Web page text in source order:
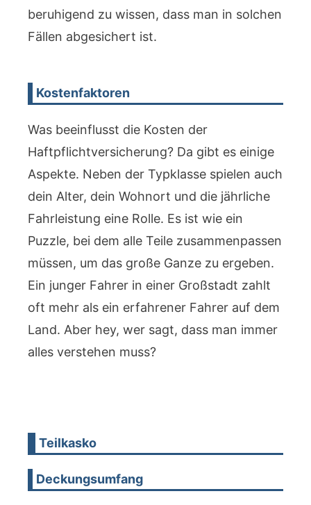
beruhigend zu wissen, dass man in solchen
Fällen abgesichert ist.
Kostenfaktoren
Was beeinflusst die Kosten der
Haftpflichtversicherung? Da gibt es einige
Aspekte. Neben der Typklasse spielen auch
dein Alter, dein Wohnort und die jährliche
Fahrleistung eine Rolle. Es ist wie ein
Puzzle, bei dem alle Teile zusammenpassen
müssen, um das große Ganze zu ergeben.
Ein junger Fahrer in einer Großstadt zahlt
oft mehr als ein erfahrener Fahrer auf dem
Land. Aber hey, wer sagt, dass man immer
alles verstehen muss?
Teilkasko
Deckungsumfang